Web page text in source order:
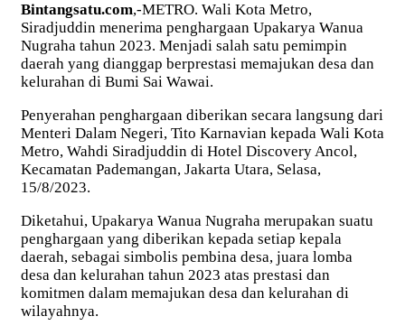
Bintangsatu.com,-METRO. Wali Kota Metro,
Siradjuddin menerima penghargaan Upakarya Wanua
Nugraha tahun 2023. Menjadi salah satu pemimpin
daerah yang dianggap berprestasi memajukan desa dan
kelurahan di Bumi Sai Wawai.
Penyerahan penghargaan diberikan secara langsung dari
Menteri Dalam Negeri, Tito Karnavian kepada Wali Kota
Metro, Wahdi Siradjuddin di Hotel Discovery Ancol,
Kecamatan Pademangan, Jakarta Utara, Selasa,
15/8/2023.
Diketahui, Upakarya Wanua Nugraha merupakan suatu
penghargaan yang diberikan kepada setiap kepala
daerah, sebagai simbolis pembina desa, juara lomba
desa dan kelurahan tahun 2023 atas prestasi dan
komitmen dalam memajukan desa dan kelurahan di
wilayahnya.